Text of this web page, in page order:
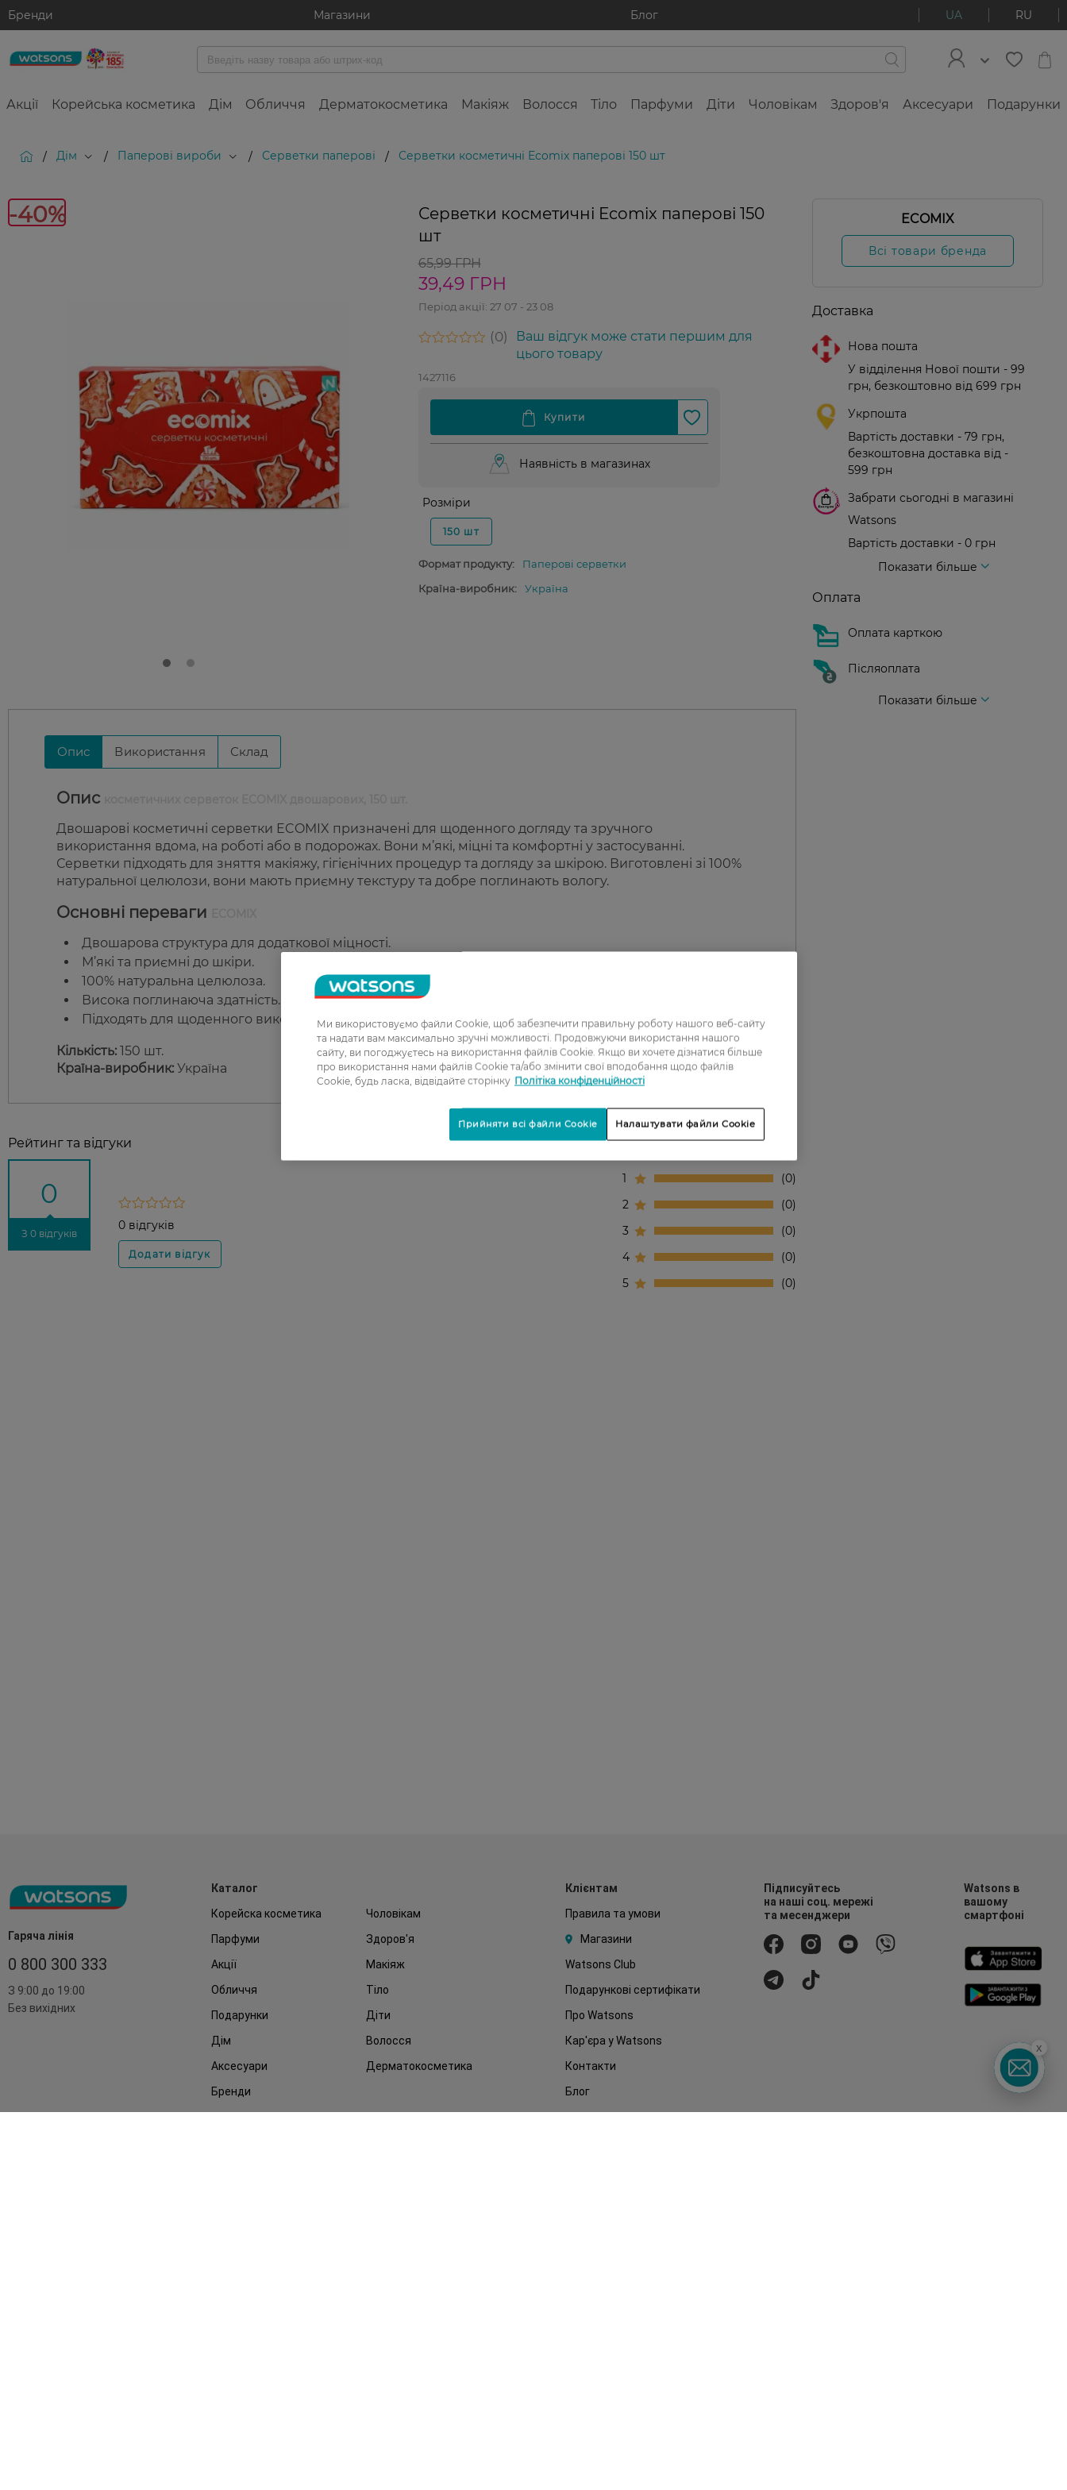
Бренди Магазини Блог UA RU
Акції Корейська косметика Дім Обличчя Дерматокосметика Макіяж Волосся Тіло Парфуми Діти Чоловікам Здоров'я Аксесуари Подарунки
/ Дім / Паперові вироби / Серветки паперові / Серветки косметичні Ecomix паперові 150 шт
-40%
Серветки косметичні Ecomix паперові 150
шт
65,99 ГРН
39,49 ГРН
Період акції: 27 07 - 23 08
0
Ваш відгук може стати першим для
цього товару
1427116
Наявність в магазинах
Розміри
150 шт
Формат продукту:
Паперові серветки
Країна-виробник:
Україна
Опис Використання Склад
Опис
Двошарові косметичні серветки ECOMIX призначені для щоденного догляду та зручного
використання вдома, на роботі або в подорожах. Вони м’які, міцні та комфортні у застосуванні.
Серветки підходять для зняття макіяжу, гігієнічних процедур та догляду за шкірою. Виготовлені зі 100%
натуральної целюлози, вони мають приємну текстуру та добре поглинають вологу.
Основні переваги
Двошарова структура для додаткової міцності.
М’які та приємні до шкіри.
100% натуральна целюлоза.
Висока поглинаюча здатність.
Підходять для щоденного використання.
Кількість: 150 шт.
Країна-виробник: Україна
Рейтинг та відгуки
0
З 0 відгуків
0 відгуків
1
0
2
0
3
0
4
0
5
0
ECOMIX
Всі товари бренда
Доставка
Нова пошта
У відділення Нової пошти - 99
грн, безкоштовно від 699 грн
Укрпошта
Вартість доставки - 79 грн,
безкоштовна доставка від -
599 грн
Забрати сьогодні в магазині
Watsons
Вартість доставки - 0 грн
Показати більше
Оплата
Оплата карткою
Післяоплата
Показати більше
Гаряча лінія
0 800 300 333
З 9:00 до 19:00
Без вихідних
Каталог
Корейска косметика
Чоловікам
Парфуми
Здоров'я
Акції
Макіяж
Обличчя
Тіло
Подарунки
Діти
Дім
Волосся
Аксесуари
Дерматокосметика
Бренди
Клієнтам
Правила та умови
Магазини
Watsons Club
Подарункові сертифікати
Про Watsons
Кар'єра у Watsons
Контакти
Блог
Підписуйтесь
на наші соц. мережі
та месенджери
Watsons в
вашому
смартфоні
x
Ми використовуємо файли Cookie, щоб забезпечити правильну роботу нашого веб-сайту
та надати вам максимально зручні можливості. Продовжуючи використання нашого
сайту, ви погоджуєтесь на використання файлів Cookie. Якщо ви хочете дізнатися більше
про використання нами файлів Cookie та/або змінити свої вподобання щодо файлів
Cookie, будь ласка, відвідайте сторінку Політіка конфіденційності
Налаштувати файли Cookie
Прийняти всі файли Cookie